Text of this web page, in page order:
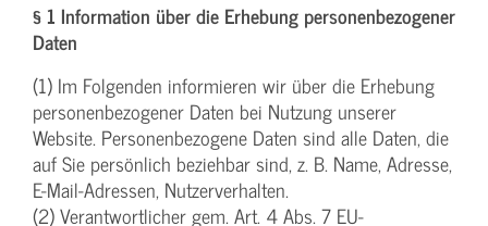
§ 1 Information über die Erhebung personenbezogener
Daten
(1) Im Folgenden informieren wir über die Erhebung
personenbezogener Daten bei Nutzung unserer
Website. Personenbezogene Daten sind alle Daten, die
auf Sie persönlich beziehbar sind, z. B. Name, Adresse,
E-Mail-Adressen, Nutzerverhalten.
(2) Verantwortlicher gem. Art. 4 Abs. 7 EU-